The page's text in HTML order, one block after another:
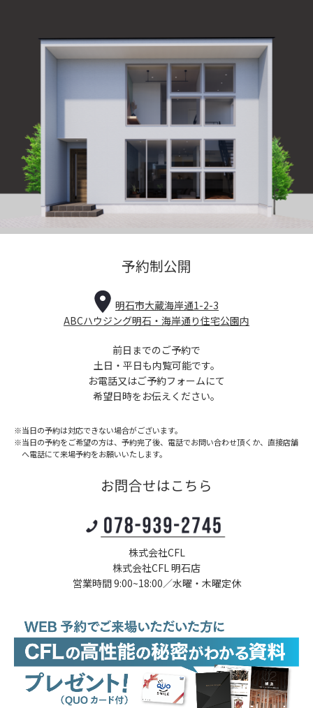
予約制公開
明石市大蔵海岸通1-2-3
ABCハウジング明石・海岸通り住宅公園内
前日までのご予約で
土日・平日も内覧可能です。
お電話又はご予約フォームにて
希望日時をお伝えください。
※当日の予約は対応できない場合がございます。
※当日の予約をご希望の方は、予約完了後、電話でお問い合わせ頂くか、 直接店舗
へ電話にて来場予約をお願いいたします。
お問合せはこちら
株式会社CFL
株式会社CFL 明石店
営業時間 9:00~18:00／水曜・木曜定休